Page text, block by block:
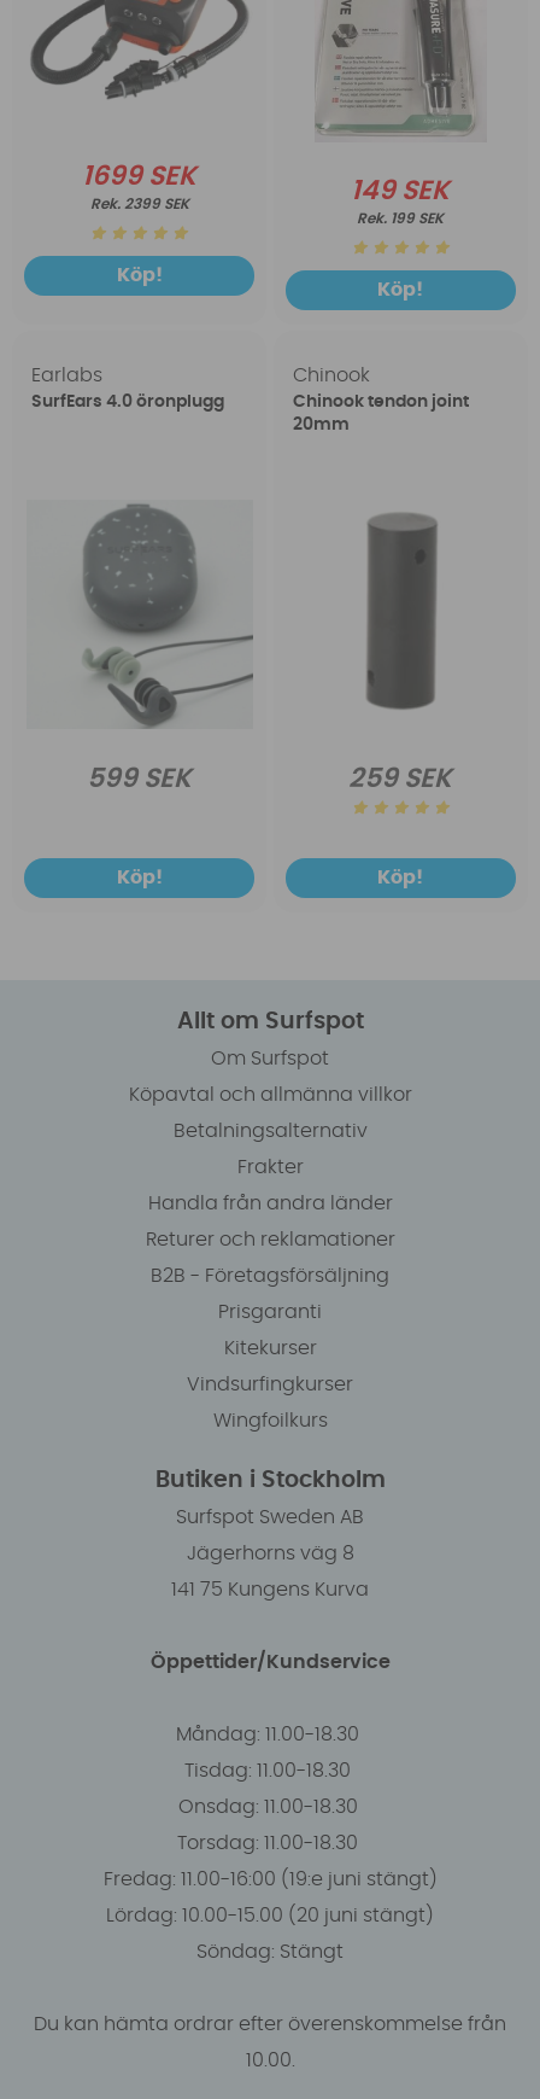
1699 SEK
2399 SEK
Köp!
149 SEK
199 SEK
Köp!
Earlabs
SurfEars 4.0 öronplugg
599 SEK
Köp!
Chinook
Chinook tendon joint
20mm
259 SEK
Köp!
Allt om Surfspot
Om Surfspot
Köpavtal och allmänna villkor
Betalningsalternativ
Frakter
Handla från andra länder
Returer och reklamationer
B2B - Företagsförsäljning
Prisgaranti
Kitekurser
Vindsurfingkurser
Wingfoilkurs
Butiken i Stockholm
Surfspot Sweden AB
Jägerhorns väg 8
141 75 Kungens Kurva
Öppettider/Kundservice
Måndag: 11.00-18.30
Tisdag: 11.00-18.30
Onsdag: 11.00-18.30
Torsdag: 11.00-18.30
Fredag: 11.00-16:00 (19:e juni stängt)
Lördag: 10.00-15.00 (20 juni stängt)
Söndag: Stängt
Du kan hämta ordrar efter överenskommelse från
10.00.